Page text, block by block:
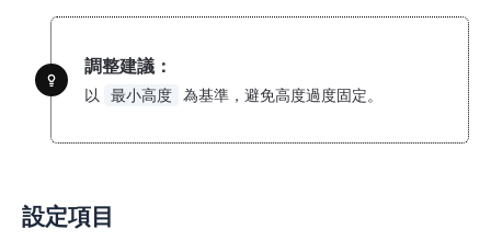
調整建議：
以 最小高度 為基準，避免高度過度固定。
設定項目